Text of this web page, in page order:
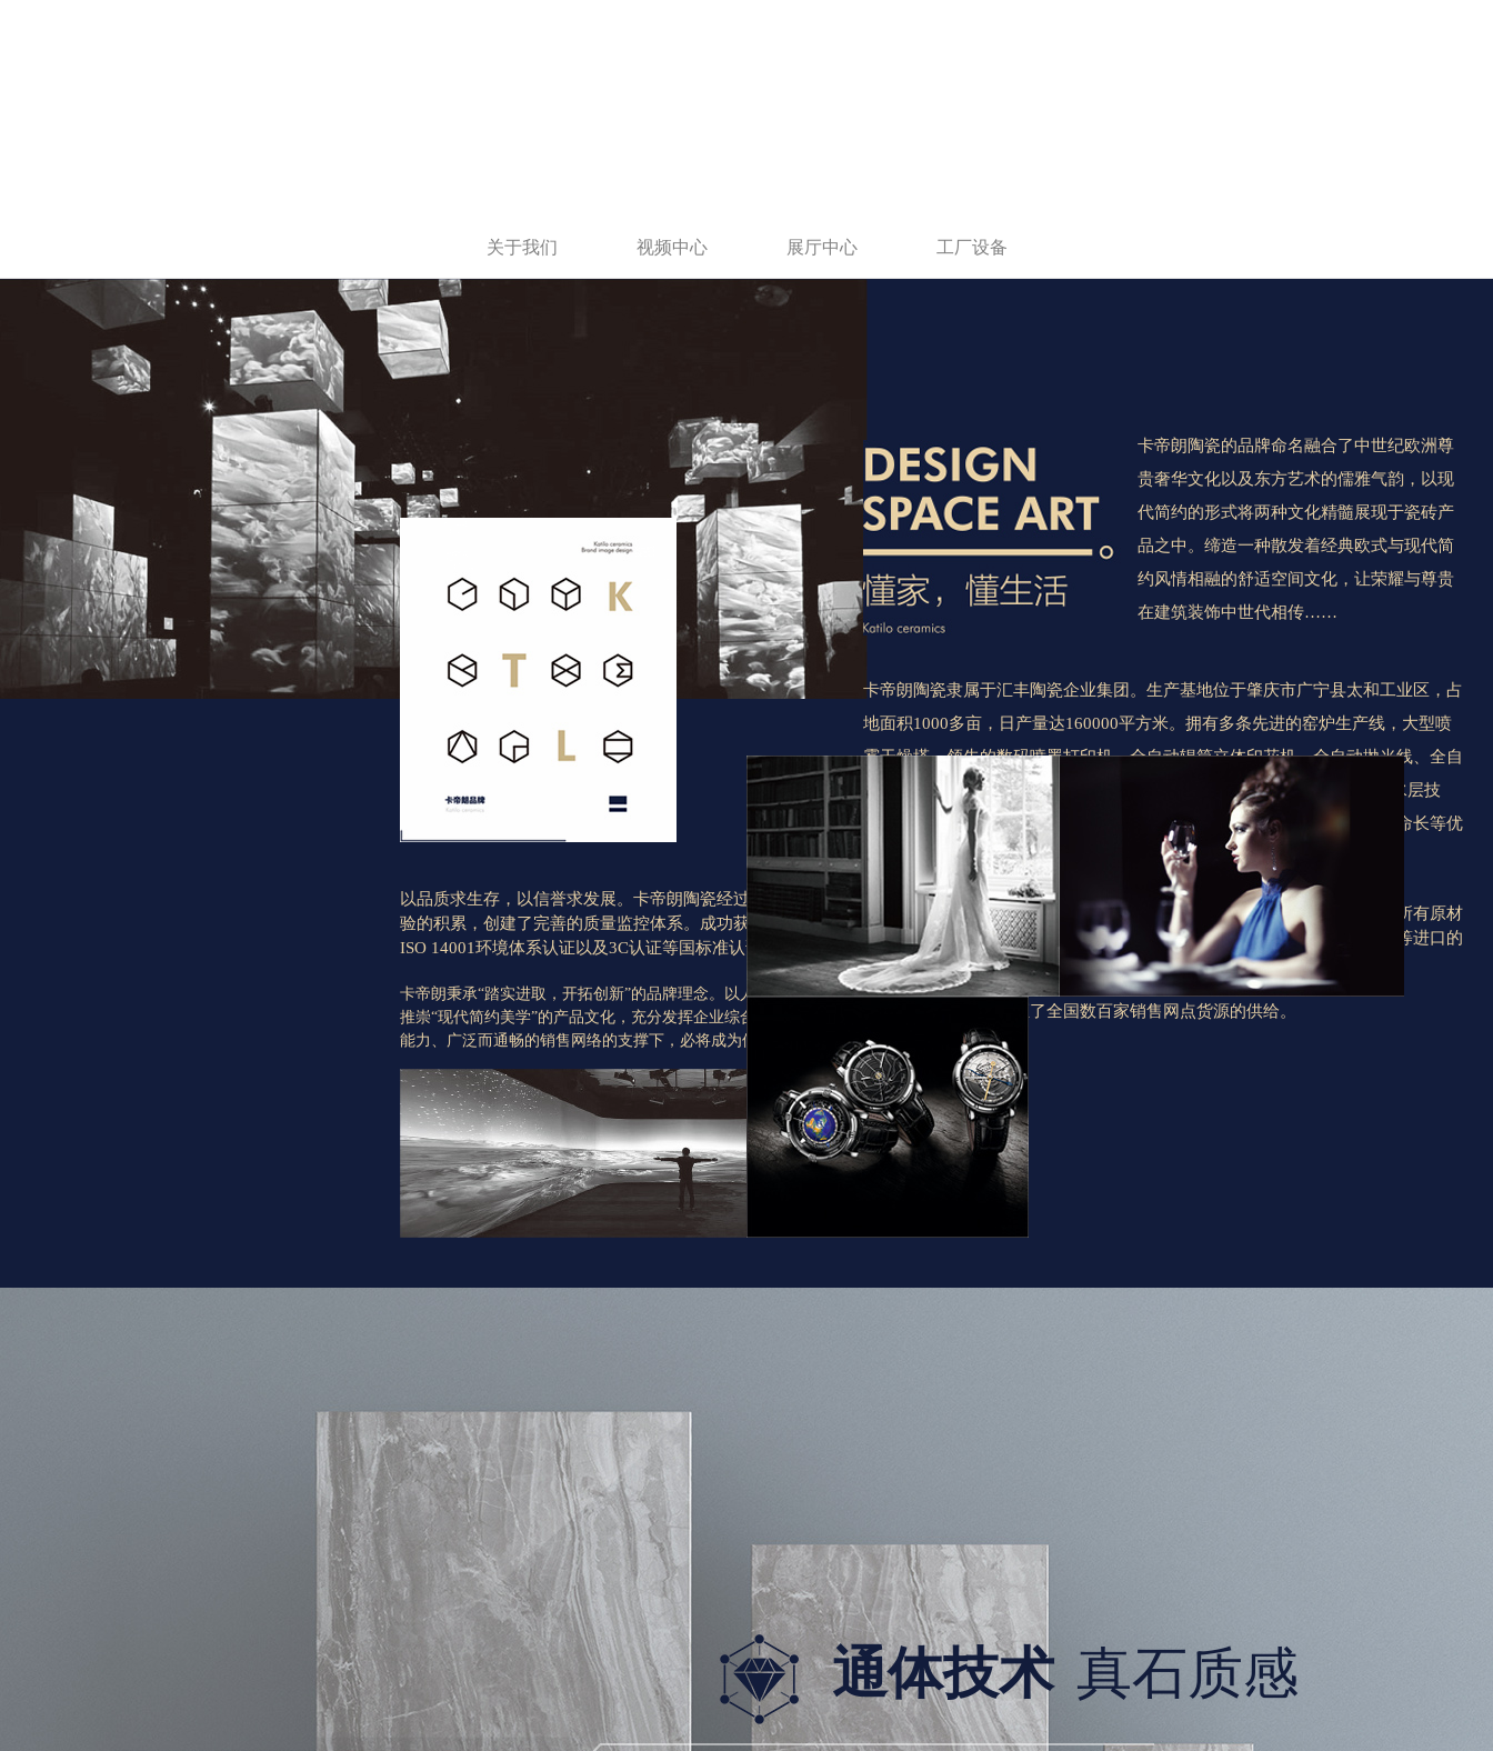
关于我们 视频中心 展厅中心 工厂设备
以品质求生存，以信誉求发展。卡帝朗陶瓷经过多年的市场磨砺和生产管理经
验的积累，创建了完善的质量监控体系。成功获得了ISO 9001质量体系认证、
ISO 14001环境体系认证以及3C认证等国标准认证证书。
卡帝朗秉承“踏实进取，开拓创新”的品牌理念。以人为核心，以高品质产品为载体，
推崇“现代简约美学”的产品文化，充分发挥企业综合实力的优势，在强大的研发生产
能力、广泛而通畅的销售网络的支撑下，必将成为佛山陶瓷企业中一颗璀璨的明星。
卡帝朗陶瓷的品牌命名融合了中世纪欧洲尊
贵奢华文化以及东方艺术的儒雅气韵，以现
代简约的形式将两种文化精髓展现于瓷砖产
品之中。缔造一种散发着经典欧式与现代简
约风情相融的舒适空间文化，让荣耀与尊贵
在建筑装饰中世代相传……
卡帝朗陶瓷隶属于汇丰陶瓷企业集团。生产基地位于肇庆市广宁县太和工业区，占
地面积1000多亩，日产量达160000平方米。拥有多条先进的窑炉生产线，大型喷
雾干燥塔、领先的数码喷墨打印机、全自动辊筒立体印花机、全自动抛光线、全自
动打包线等先进生产设备。最大8508吨压机，1250°高温慢烧，纳米不透水层技
术，全瓷瓷质底坯，使卡帝朗陶瓷具有超低吸水率、防污、防滑，使用寿命长等优
势。
凭借智能喷墨技术与源自设计创意相融，赋予砖体极致的天然艺术效果。所有原材
料都经过专业人员的严格筛选，采用国内优质及部分还来自澳洲、西班牙等进口的
原材料，确保产品质量的稳定性和优越性。
强大的仓储系统，保证了全国数百家销售网点货源的供给。
通体技术 真石质感